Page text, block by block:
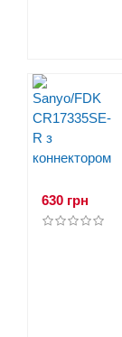
630 грн